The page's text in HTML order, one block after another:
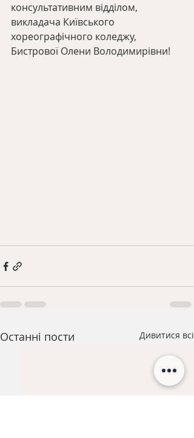
консультативним відділом,
викладача Київського
хореографічного коледжу,
Бистрової Олени Володимирівни!
Останні пости Дивитися всі